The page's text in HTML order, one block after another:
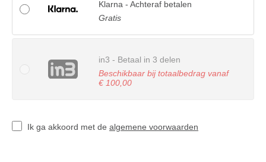
Klarna - Achteraf betalen
Gratis
in3 - Betaal in 3 delen
Beschikbaar bij totaalbedrag vanaf
€ 100,00
Ik ga akkoord met de algemene voorwaarden